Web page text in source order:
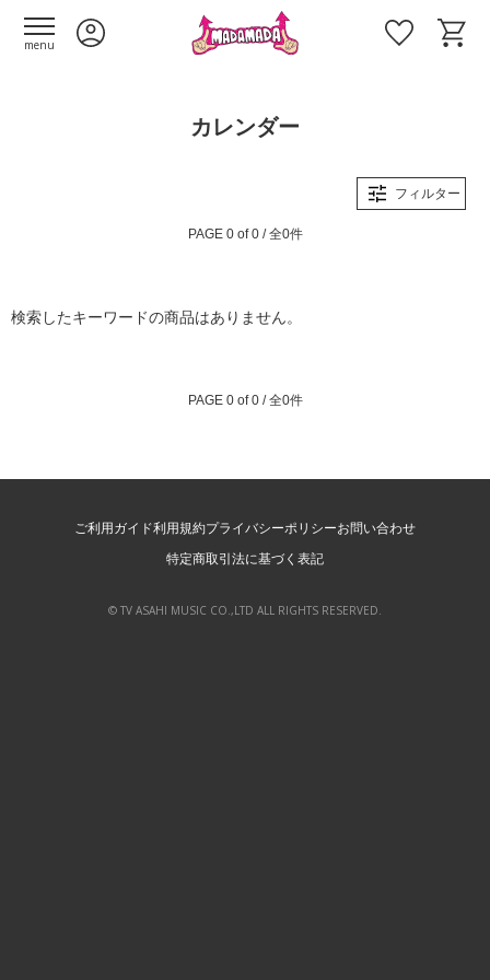
menu
カレンダー
フィルター
PAGE 0 of 0 / 全0件
検索したキーワードの商品はありません。
PAGE 0 of 0 / 全0件
ご利用ガイド利用規約プライバシーポリシーお問い合わせ
特定商取引法に基づく表記
© TV ASAHI MUSIC CO.,LTD ALL RIGHTS RESERVED.